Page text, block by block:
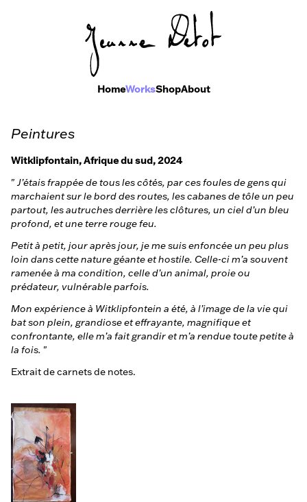
HomeWorksShopAbout
Peintures
Witklipfontain, Afrique du sud, 2024
"J’étais frappée de tous les côtés, par ces foules de gens qui
marchaient sur le bord des routes, les cabanes de tôle un peu
partout, les autruches derrière les clôtures, un ciel d’un bleu
profond, et une terre rouge feu.
Petit à petit, jour après jour, je me suis enfoncée un peu plus
loin dans cette nature géante et hostile. Celle-ci m’a souvent
ramenée à ma condition, celle d’un animal, proie ou
prédateur, vulnérable parfois.
Mon expérience à Witklipfontein a été, à l’image de la vie qui
bat son plein, grandiose et effrayante, magnifique et
confrontante, elle m’a fait grandir et m’a rendue toute petite à
la fois. "
Extrait de carnets de notes.